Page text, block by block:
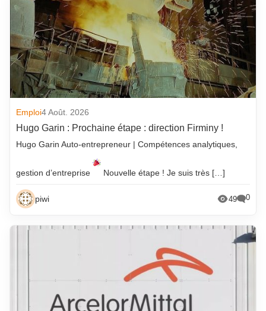
Emploi4 Août. 2026
Hugo Garin : Prochaine étape : direction Firminy !
Hugo Garin Auto-entrepreneur | Compétences analytiques,
gestion d’entreprise Nouvelle étape ! Je suis très […]
piwi 49 0